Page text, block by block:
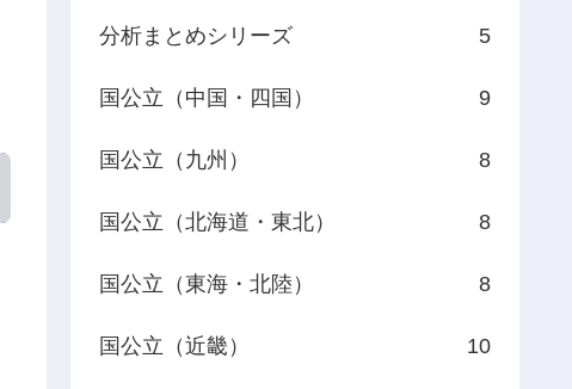
分析まとめシリーズ 5
国公立（中国・四国） 9
国公立（九州） 8
国公立（北海道・東北） 8
国公立（東海・北陸） 8
国公立（近畿） 10